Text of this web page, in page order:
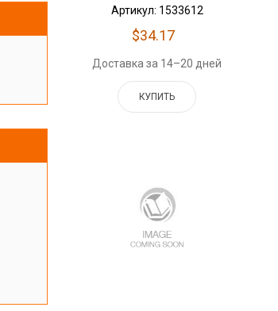
Артикул: 1533612
$34.17
Доставка за 14–20 дней
КУПИТЬ